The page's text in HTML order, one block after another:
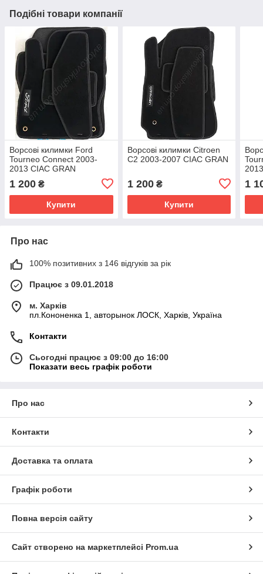
Подібні товари компанії
Ворсові килимки Ford
Tourneo Connect 2003-
2013 CIAC GRAN
1 200 ₴
Купити
Ворсові килимки Citroen
C2 2003-2007 CIAC GRAN
1 200₴
Купити
1
Про нас
100% позитивних з 146 відгуків за рік
Працює з 09.01.2018
м. Харків
пл.Кононенка 1, авторынок ЛОСК, Харків, Україна
Контакти
Сьогодні працює з 09:00 до 16:00
Показати весь графік роботи
Про нас
Контакти
Доставка та оплата
Графік роботи
Повна версія сайту
Сайт створено на маркетплейсі Prom.ua